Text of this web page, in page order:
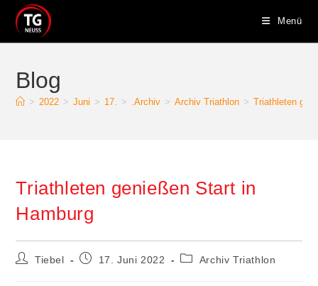
Inhalt
springen
Menü
Blog
> 2022 > Juni > 17. > .Archiv > Archiv Triathlon > Triathleten
Triathleten genießen Start in
Hamburg
Beitrags-
Tiebel
Beitrag17. Juni 2022
Beitrags-
Archiv Triathlon